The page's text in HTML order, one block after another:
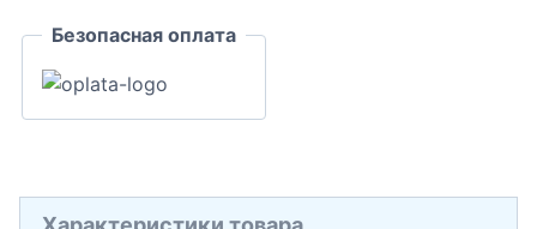
Безопасная оплата